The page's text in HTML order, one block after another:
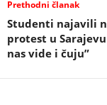
Prethodni članak
Studenti najavili
protest u Sarajevu
nas vide i čuju”